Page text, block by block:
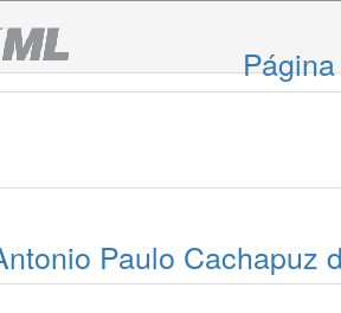
Paulo Cachapuz